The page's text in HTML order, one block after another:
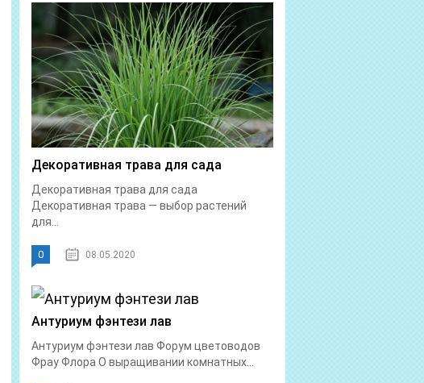
Декоративная трава для сада
Декоративная трава для сада
Декоративная трава — выбор растений
для...
0 08.05.2020
Антуриум фэнтези лав
Антуриум фэнтези лав Форум цветоводов
Фрау Флора О выращивании комнатных...